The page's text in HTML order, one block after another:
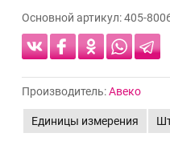
Основной артикул:405-
Производитель:Авеко
Единицы измерения